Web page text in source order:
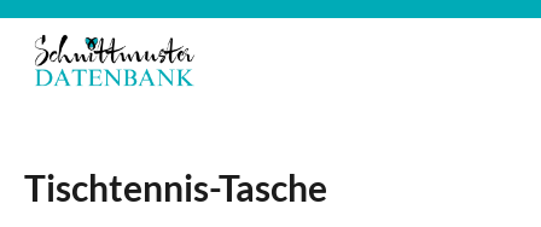
Tischtennis-Tasche